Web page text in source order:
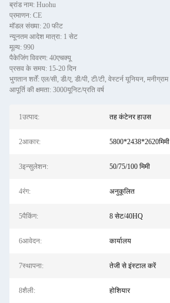
ब्रांड नाम: Huohu
प्रमाणन: CE
मॉडल संख्या: 20 फीट
न्यूनतम आदेश मात्रा: 1 सेट
मूल्य: 990
पैकेजिंग विवरण: 40एचक्यू
प्रसव के समय: 15-20 दिन
भुगतान शर्तें: एल/सी, डी/ए, डी/पी, टी/टी, वेस्टर्न यूनियन, मनीग्राम
आपूर्ति की क्षमता: 3000यूनिट/प्रति वर्ष
1उत्पाद: तह कंटेनर हाउस
2आकार: 5800*2438*2620मिमी
3इन्सुलेशन: 50/75/100 मिमी
4रंग: अनुकूलित
5पैकिंग: 8 सेट/40HQ
6आवेदन: कार्यालय
7स्थापना: तेजी से इंस्टाल करें
8शैली: होशियार